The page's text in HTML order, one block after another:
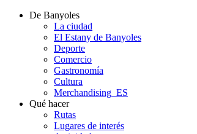
De Banyoles
La ciudad
El Estany de Banyoles
Deporte
Comercio
Gastronomía
Cultura
Merchandising_ES
Qué hacer
Rutas
Lugares de interés